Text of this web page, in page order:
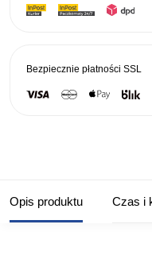
Bezpiecznie płatności SSL
Opis produktu Czas i